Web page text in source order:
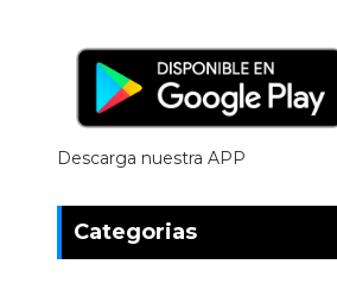
Descarga nuestra APP
Categorias